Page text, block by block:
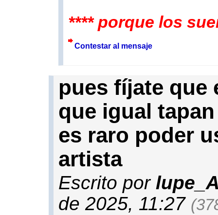
**** porque los
Contestar al mensaje
pues fíjate que
que igual
es raro poder
artista
Escrito por
de 2025, 11:27